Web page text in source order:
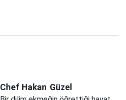
Chef Hakan Güzel